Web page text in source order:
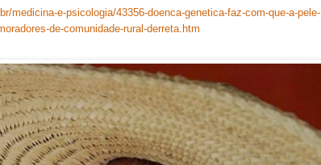
medicina-e-psicologia/43356-doenca-genetica-faz-com-que-a-pele-
de-comunidade-rural-derreta.htm